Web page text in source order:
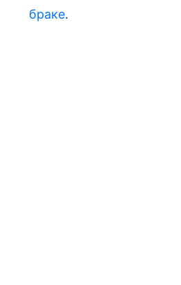
браке.